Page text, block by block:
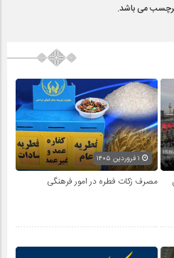
می باشد.
مصرف زکات فطره در امور فرهنگی